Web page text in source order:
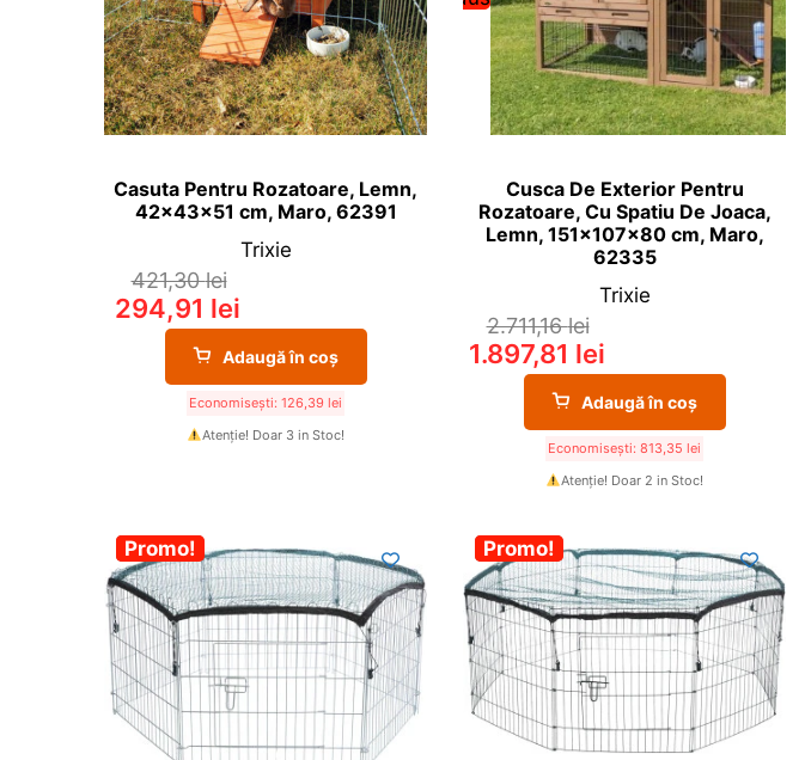
Casuta Pentru Rozatoare, Lemn,
42x43x51 cm, Maro, 62391
Trixie
421,30lei
294,91 lei
Adaugă în coș
Economisești: 126,39 lei
Atenție! Doar 3 in Stoc!
Cusca De Exterior Pentru
Rozatoare, Cu Spatiu De Joaca,
Lemn, 151x107x80 cm, Maro,
62335
Trixie
2.711,16lei
1.897,81 lei
Adaugă în coș
Economisești: 813,35 lei
Atenție! Doar 2 in Stoc!
-30%
Promo! -30%
Promo!